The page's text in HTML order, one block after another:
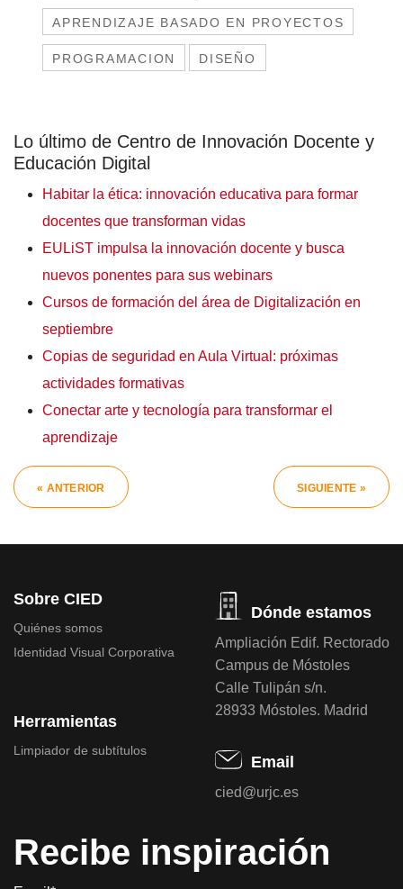
APRENDIZAJE BASADO EN PROYECTOS
PROGRAMACION DISEÑO
Lo último de Centro de Innovación Docente y
Educación Digital
Habitar la ética: innovación educativa para formar
docentes que transforman vidas
EULiST impulsa la innovación docente y busca
nuevos ponentes para sus webinars
Cursos de formación del área de Digitalización en
septiembre
Copias de seguridad en Aula Virtual: próximas
actividades formativas
Conectar arte y tecnología para transformar el
aprendizaje
« ANTERIOR SIGUIENTE »
Sobre CIED
Quiénes somos
Identidad Visual Corporativa
Herramientas
Limpiador de subtítulos
Dónde estamos
Ampliación Edif. Rectorado
Campus de Móstoles
Calle Tulipán s/n.
28933 Móstoles. Madrid
Email
cied@urjc.es
Recibe inspiración